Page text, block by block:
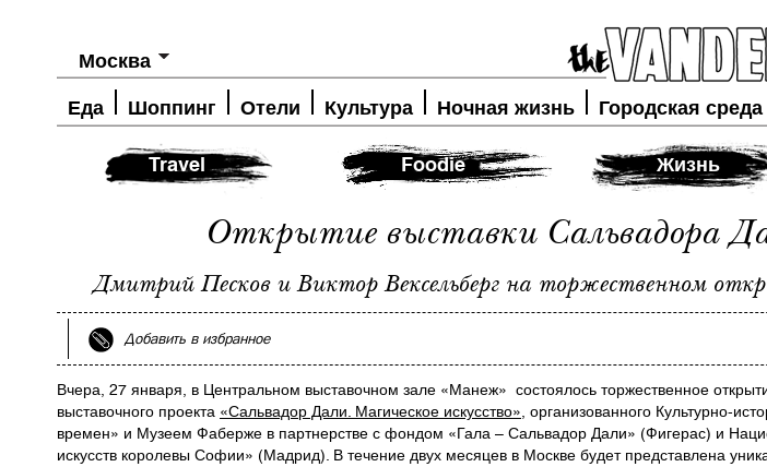
Москва
Еда Шоппинг Отели Культура Ночная жизнь Городская среда
Travel Foodie Жизнь
Открытие выставки Сальвадора
Дмитрий Песков и Виктор Вексельберг на торжественном
Добавить в избранное
Вчера, 27 января, в Центральном выставочном зале «Манеж» состоялось торжественное
выставочного проекта «Сальвадор Дали. Магическое искусство» , организованного Культурно-
времен» и Музеем Фаберже в партнерстве с фондом «Гала – Сальвадор Дали» (Фигерас) и
искусств королевы Софии» (Мадрид). В течение двух месяцев в Москве будет представлена